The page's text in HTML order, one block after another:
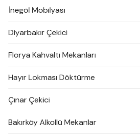
İnegöl Mobilyası
Diyarbakır Çekici
Florya Kahvaltı Mekanları
Hayır Lokması Döktürme
Çınar Çekici
Bakırköy Alkollü Mekanlar